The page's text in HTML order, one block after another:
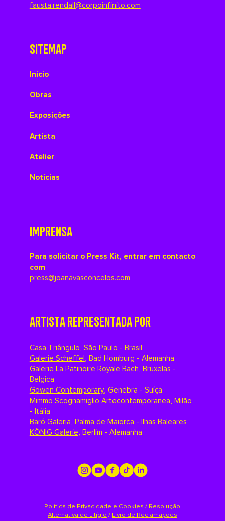
fausta.rendall@corpoinfinito.com
SITEMAP
Início
Obras
Exposições
Artista
Atelier
Notícias
IMPRENSA
Para solicitar o Press Kit, entrar em contacto
com
press@joanavasconcelos.com
ARTISTA REPRESENTADA POR
Casa Triângulo, São Paulo - Brasil
Galerie Scheffel, Bad Homburg - Alemanha
Galerie La Patinoire Royale Bach, Bruxelas -
Bélgica
Gowen Contemporary, Genebra - Suíça
Mimmo Scognamiglio Artecontemporanea, Milão
- Itália
Baró Galeria, Palma de Maiorca - Ilhas Baleares
KÖNIG Galerie, Berlim - Alemanha
Política de Privacidade e Cookies / Resolução
Alternativa de Litígio / Livro de Reclamações